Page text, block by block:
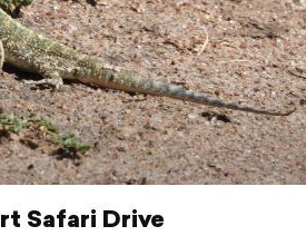
Safari Drive